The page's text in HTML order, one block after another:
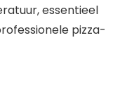
essentieel
pizza-